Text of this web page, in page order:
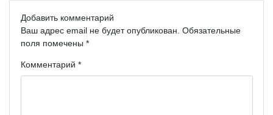
Добавить комментарий
Ваш адрес email не будет опубликован. Обязательные
поля помечены *
Комментарий *